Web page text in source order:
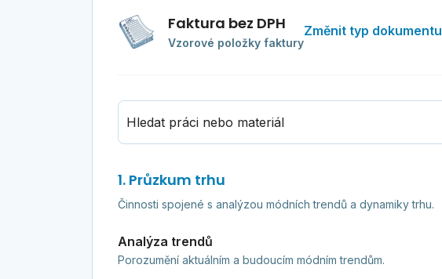
Faktura bez DPH
Vzorové položky faktury
Změnit typ dokumentu
Hledat práci nebo materiál
1. Průzkum trhu
Činnosti spojené s analýzou módních trendů a dynamiky trhu.
Analýza trendů
Porozumění aktuálním a budoucím módním trendům.